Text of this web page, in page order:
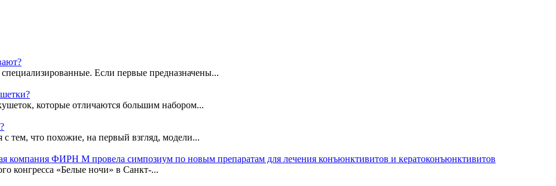
Если первые предназначены...
которые отличаются большим набором...
тем, что похожие, на первый взгляд, модели...
компания ФИРН М провела симпозиум по новым препаратам для лечения конъюнктивитов и кератоконъюнктивитов
конгресса «Белые ночи» в Санкт-...